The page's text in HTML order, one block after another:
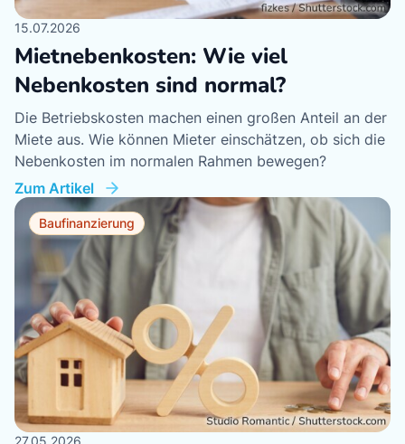
15.07.2026
Mietnebenkosten: Wie viel
Nebenkosten sind normal?
Die Betriebskosten machen einen großen Anteil an der
Miete aus. Wie können Mieter einschätzen, ob sich die
Nebenkosten im normalen Rahmen bewegen?
Zum Artikel
Baufinanzierung